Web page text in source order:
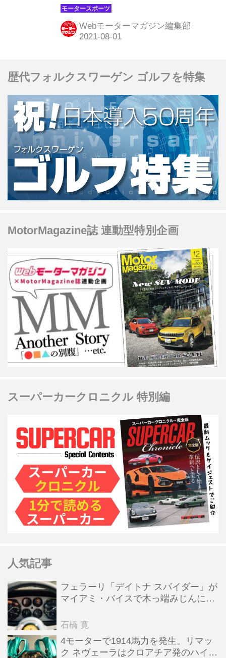
い。そのときにシフトダウンが必要な
場合に、ブレーキングとシフトダウン
を同時に済ませてしまえば、時間を省
Webモーターマガジン編集部
歴代フォルクスワーゲン ゴルフを特集
MotorMagazine誌 連動型特別企画
スーパーカークロニクル 特別編
人気記事
フェラーリ「デイトナ スパイダー」が
マイアミ・バイスで木っ端みじんにな
石橋 寛
4モーターで1914馬力を発生。リマッ
ク ネヴェーラはクロアチア発のハイパ